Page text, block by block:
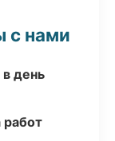
с нами
день
работ